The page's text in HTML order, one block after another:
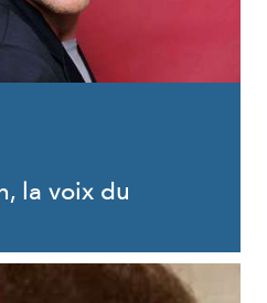
la voix du